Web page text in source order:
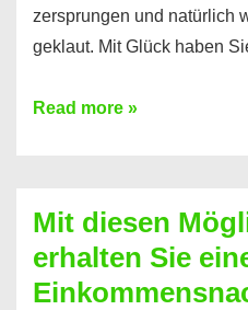
zersprungen und natürlich
geklaut. Mit Glück haben
Ferratum
für
schnelle
Durchstarter
Read more »
Mit diesen
erhalten Sie